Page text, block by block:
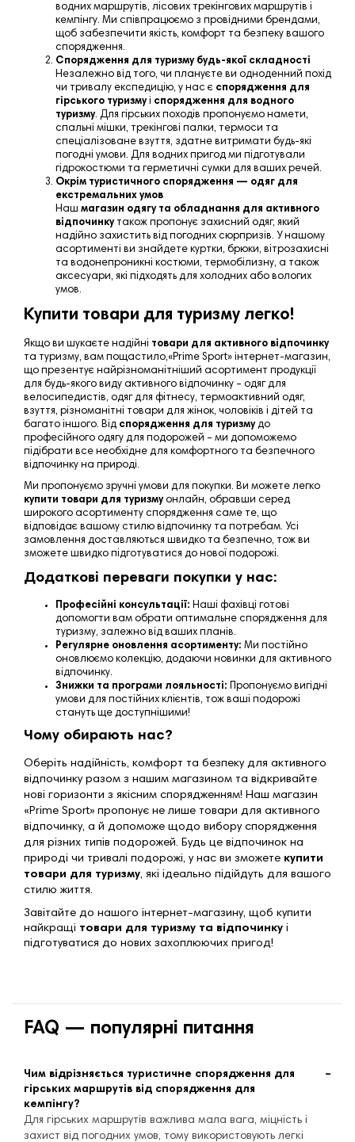
водних маршрутів, лісових трекінгових маршрутів і
кемпінгу. Ми співпрацюємо з провідними брендами,
щоб забезпечити якість, комфорт та безпеку вашого
спорядження.
Спорядження для туризму будь-якої складності
Незалежно від того, чи плануєте ви одноденний похід
чи тривалу експедицію, у нас є спорядження для
гірського туризмуі спорядження для водного
туризму. Для гірських походів пропонуємо намети,
спальні мішки, трекінгові палки, термоси та
спеціалізоване взуття, здатне витримати будь-які
погодні умови. Для водних пригод ми підготували
гідрокостюми та герметичні сумки для ваших речей.
Окрім туристичного спорядження — одяг для
екстремальних умов
Наш магазин одягу та обладнання для активного
відпочинкутакож пропонує захисний одяг, який
надійно захистить від погодних сюрпризів. У нашому
асортименті ви знайдете куртки, брюки, вітрозахисні
та водонепроникні костюми, термобілизну, а також
аксесуари, які підходять для холодних або вологих
умов.
Купити товари для туризму легко!
Якщо ви шукаєте надійні товари для активного відпочинку
та туризму, вам пощастило,«Prime Sport» інтернет-магазин,
що презентує найрізноманітніший асортимент продукції
для будь-якого виду активного відпочинку – одяг для
велосипедистів, одяг для фітнесу, термоактивний одяг,
взуття, різноманітні товари для жінок, чоловіків і дітей та
багато іншого. Від спорядження для туризмудо
професійного одягу для подорожей – ми допоможемо
підібрати все необхідне для комфортного та безпечного
відпочинку на природі.
Ми пропонуємо зручні умови для покупки. Ви можете легко
купити товари для туризмуонлайн, обравши серед
широкого асортименту спорядження саме те, що
відповідає вашому стилю відпочинку та потребам. Усі
замовлення доставляються швидко та безпечно, тож ви
зможете швидко підготуватися до нової подорожі.
Додаткові переваги покупки у нас:
Професійні консультації: Наші фахівці готові
допомогти вам обрати оптимальне спорядження для
туризму, залежно від ваших планів.
Регулярне оновлення асортименту: Ми постійно
оновлюємо колекцію, додаючи новинки для активного
відпочинку.
Знижки та програми лояльності: Пропонуємо вигідні
умови для постійних клієнтів, тож ваші подорожі
стануть ще доступнішими!
Чому обирають нас?
Оберіть надійність, комфорт та безпеку для активного
відпочинку разом з нашим магазином та відкривайте
нові горизонти з якісним спорядженням! Наш магазин
«Prime Sport» пропонує не лише товари для активного
відпочинку, а й допоможе щодо вибору спорядження
для різних типів подорожей. Будь це відпочинок на
природі чи тривалі подорожі, у нас ви зможете купити
товари для туризму, які ідеально підійдуть для вашого
стилю життя.
Завітайте до нашого інтернет-магазину, щоб купити
найкращі товари для туризму та відпочинку і
підготуватися до нових захоплюючих пригод!
FAQ — популярні питання
Чим відрізняється туристичне спорядження для
гірських маршрутів від спорядження для
кемпінгу?
Для гірських маршрутів важлива мала вага, міцність і
захист від погодних умов, тому використовують легкі